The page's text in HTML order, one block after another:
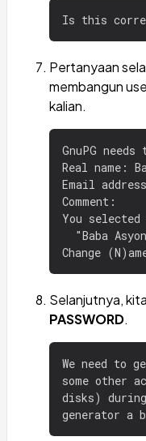
Pertanyaan
membangun
kalian.
GnuPG
Real name:
Email
Comment:
You selected
"Baba
Selanjutnya,
PASSWORD.
We need to
some other
disks)